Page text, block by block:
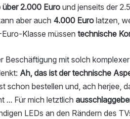
über 2.000 Euro und jenseits der
aber auch 4.000 Euro latzen,
Klasse müssen technische
Beschäftigung mit solch
Ah, das ist der technische
schon bestellen und, ach herjee,
... Für mich letztlich
LEDs an den Rändern des